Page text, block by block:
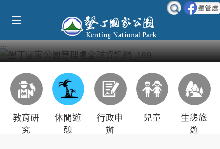
:::
教育研
究
休閒遊
憩
行政申
辦
兒童
生態旅
遊